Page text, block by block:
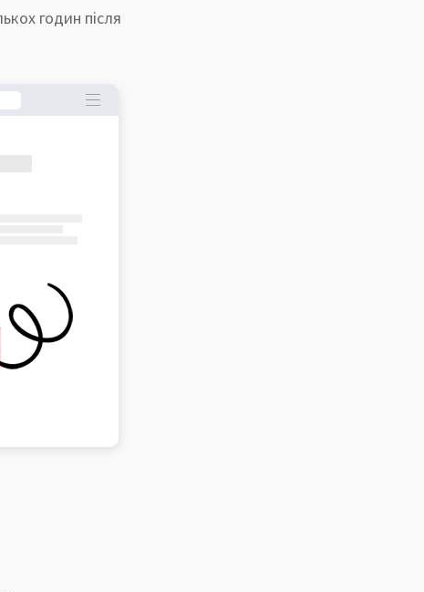
годин після